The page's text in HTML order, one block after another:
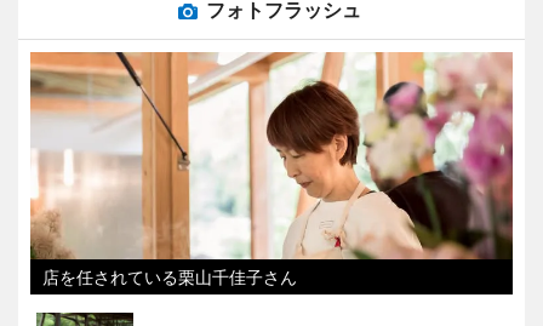
フォトフラッシュ
店を任されている栗山千佳子さん